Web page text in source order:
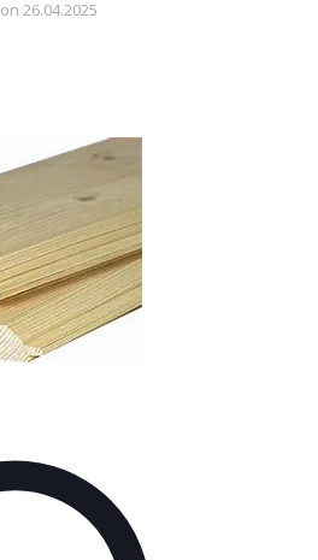
on 26.04.2025